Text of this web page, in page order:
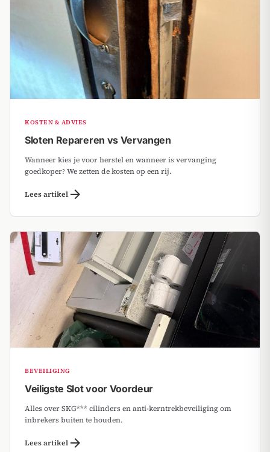
KOSTEN & ADVIES
Sloten Repareren vs Vervangen
Wanneer kies je voor herstel en wanneer is vervanging
goedkoper? We zetten de kosten op een rij.
Lees artikel arrow_forward
BEVEILIGING
Veiligste Slot voor Voordeur
Alles over SKG*** cilinders en anti-kerntrekbeveiliging om
inbrekers buiten te houden.
Lees artikel arrow_forward